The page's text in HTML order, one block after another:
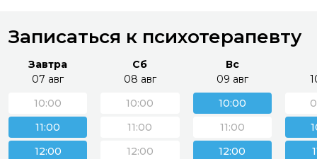
Записаться к психотерапевту
Завтра
07 авг
10:00
11:00
12:00
Сб
08 авг
10:00
11:00
12:00
Вс
09 авг
10:00
11:00
12:00